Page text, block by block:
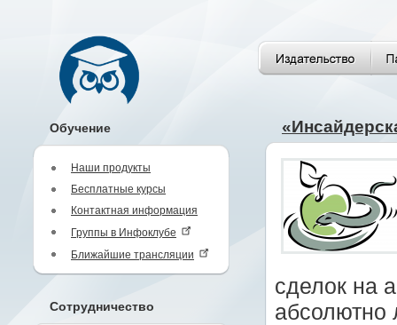
Обучение
Наши продукты
Бесплатные курсы
Контактная информация
Группы в Инфоклубе
Ближайшие трансляции
Сотрудничество
сделок на
абсолютно